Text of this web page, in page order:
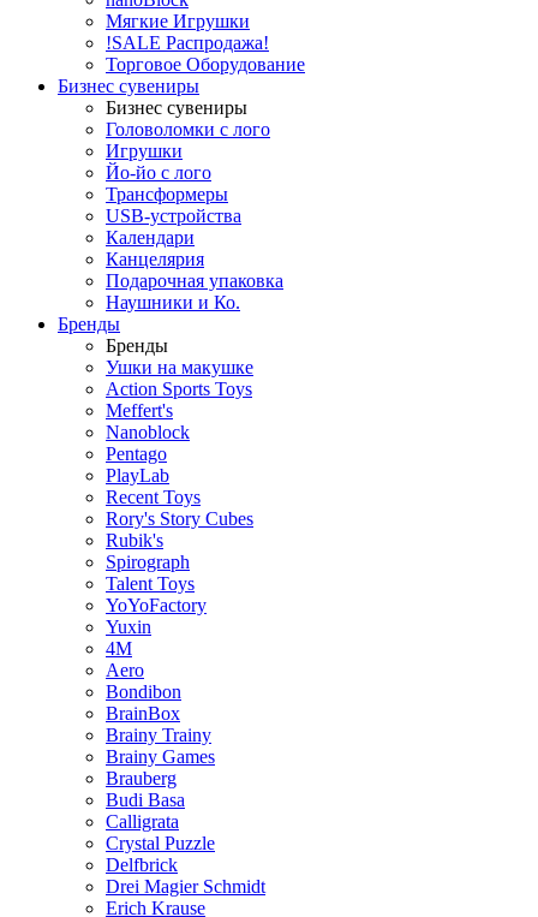
Мягкие Игрушки
!SALE Распродажа!
Торговое Оборудование
Бизнес сувениры
Бизнес сувениры
Головоломки с лого
Игрушки
Йо-йо с лого
Трансформеры
USB-устройства
Календари
Канцелярия
Подарочная упаковка
Наушники и Ко.
Бренды
Бренды
Ушки на макушке
Action Sports Toys
Meffert's
Nanoblock
Pentago
PlayLab
Recent Toys
Rory's Story Cubes
Rubik's
Spirograph
Talent Toys
YoYoFactory
Yuxin
4M
Aero
Bondibon
BrainBox
Brainy Trainy
Brainy Games
Brauberg
Budi Basa
Calligrata
Crystal Puzzle
Delfbrick
Drei Magier Schmidt
Erich Krause